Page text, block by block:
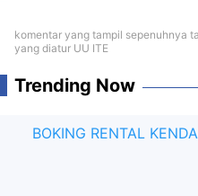
komentar yang tampil sepenuhnya
yang diatur UU ITE
Trending Now
BOKING RENTAL